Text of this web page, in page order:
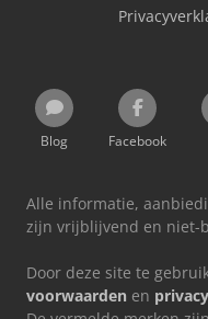
Blog Facebook
Alle informatie,
zijn vrijblijvend en niet-
Door deze site te
voorwaarden en